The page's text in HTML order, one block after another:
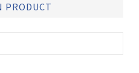
PRODUCT